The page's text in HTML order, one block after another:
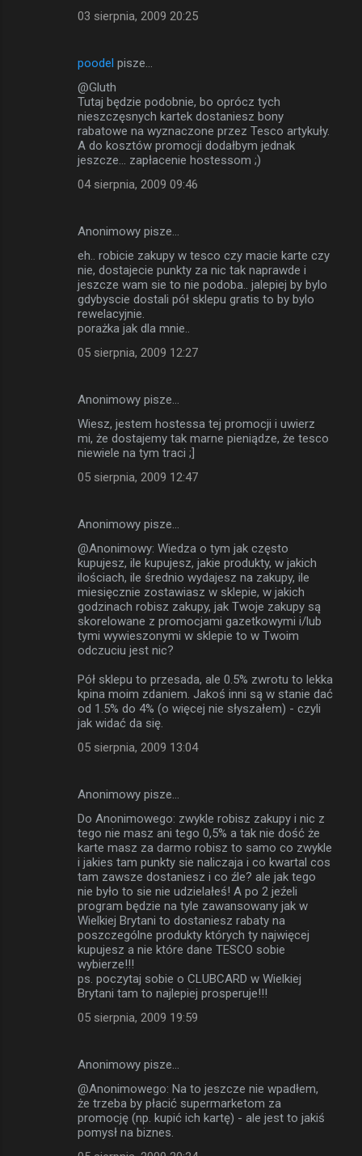
03 sierpnia, 2009 20:25
poodel pisze…
@Gluth
Tutaj będzie podobnie, bo oprócz tych
nieszczęsnych kartek dostaniesz bony
rabatowe na wyznaczone przez Tesco artykuły.
A do kosztów promocji dodałbym jednak
jeszcze... zapłacenie hostessom ;)
04 sierpnia, 2009 09:46
Anonimowy pisze…
eh.. robicie zakupy w tesco czy macie karte czy
nie, dostajecie punkty za nic tak naprawde i
jeszcze wam sie to nie podoba.. jalepiej by bylo
gdybyscie dostali pół sklepu gratis to by bylo
rewelacyjnie.
porażka jak dla mnie..
05 sierpnia, 2009 12:27
Anonimowy pisze…
Wiesz, jestem hostessa tej promocji i uwierz
mi, że dostajemy tak marne pieniądze, że tesco
niewiele na tym traci ;]
05 sierpnia, 2009 12:47
Anonimowy pisze…
@Anonimowy: Wiedza o tym jak często
kupujesz, ile kupujesz, jakie produkty, w jakich
ilościach, ile średnio wydajesz na zakupy, ile
miesięcznie zostawiasz w sklepie, w jakich
godzinach robisz zakupy, jak Twoje zakupy są
skorelowane z promocjami gazetkowymi i/lub
tymi wywieszonymi w sklepie to w Twoim
odczuciu jest nic?
Pół sklepu to przesada, ale 0.5% zwrotu to lekka
kpina moim zdaniem. Jakoś inni są w stanie dać
od 1.5% do 4% (o więcej nie słyszałem) - czyli
jak widać da się.
05 sierpnia, 2009 13:04
Anonimowy pisze…
Do Anonimowego: zwykle robisz zakupy i nic z
tego nie masz ani tego 0,5% a tak nie dość że
karte masz za darmo robisz to samo co zwykle
i jakies tam punkty sie naliczaja i co kwartal cos
tam zawsze dostaniesz i co źle? ale jak tego
nie było to sie nie udzielałeś! A po 2 jeźeli
program będzie na tyle zawansowany jak w
Wielkiej Brytani to dostaniesz rabaty na
poszczególne produkty których ty najwięcej
kupujesz a nie które dane TESCO sobie
wybierze!!!
ps. poczytaj sobie o CLUBCARD w Wielkiej
Brytani tam to najlepiej prosperuje!!!
05 sierpnia, 2009 19:59
Anonimowy pisze…
@Anonimowego: Na to jeszcze nie wpadłem,
że trzeba by płacić supermarketom za
promocję (np. kupić ich kartę) - ale jest to jakiś
pomysł na biznes.